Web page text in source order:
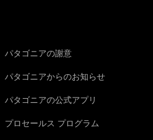
パタゴニアの謝意
パタゴニアからのお知らせ
パタゴニアの公式アプリ
プロセールス プログラム